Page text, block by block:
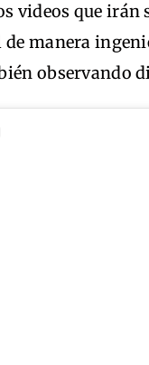
videos que irán
manera
observando